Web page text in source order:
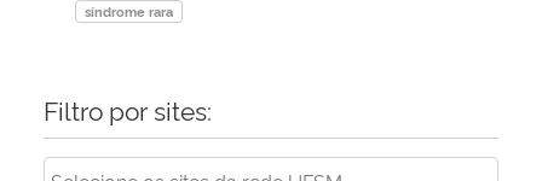
Ministério do Turismo
síndrome rara
Filtro por sites: